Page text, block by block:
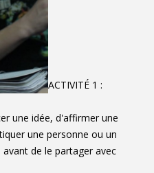
ACTIVITÉ 1 :
une idée, d'affirmer une
une personne ou un
de le partager avec